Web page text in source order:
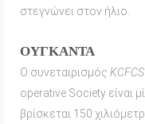
στεγνώνει στον ήλιο.
ΟΥΓΚΑΝΤΑ
Ο συνεταιρισμός KCFCS
operative Society είναι
βρίσκεται 150